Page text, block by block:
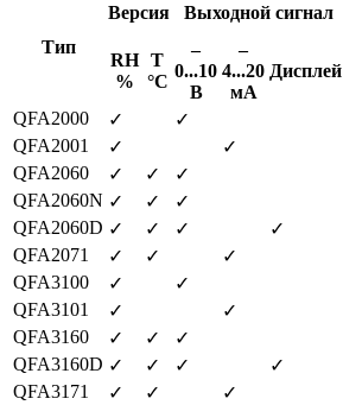
Тип
Версия Выходной сигнал
RH
%
Т
°C
–
0...10
В
–
4...20
мА
Дисплей
QFA2000 ✓ ✓
QFA2001
✓ ✓
QFA2060
✓ ✓ ✓
QFA2060N ✓ ✓ ✓
QFA2060D ✓ ✓ ✓ ✓
QFA2071
✓ ✓ ✓
QFA3100
✓ ✓
QFA3101
✓ ✓
QFA3160
✓ ✓ ✓
QFA3160D ✓ ✓ ✓ ✓
QFA3171
✓ ✓ ✓